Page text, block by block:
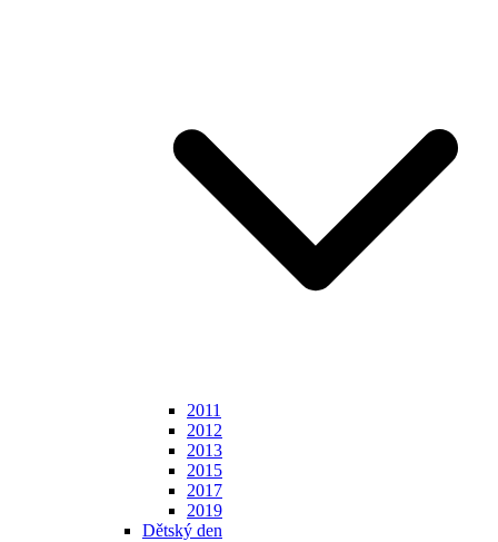
2011
2012
2013
2015
2017
2019
Dětský den